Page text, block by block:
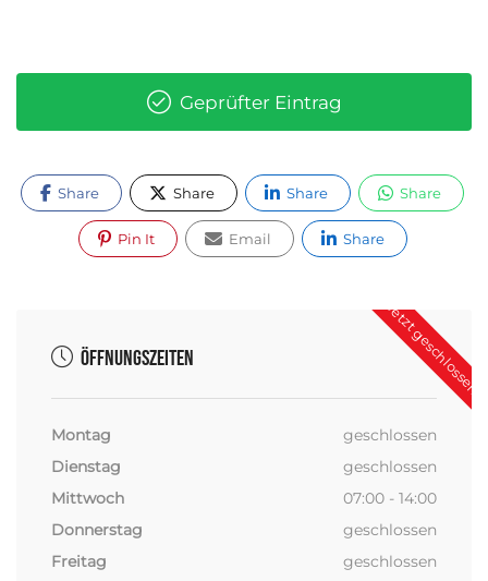
Geprüfter Eintrag
Share Share Share Share
Pin It Email Share
Jetzt geschlossen
Öffnungszeiten
Montag
geschlossen
Dienstag
geschlossen
Mittwoch
07:00 - 14:00
Donnerstag
geschlossen
Freitag
geschlossen